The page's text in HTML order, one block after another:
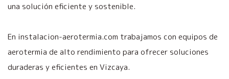
una solución eficiente y sostenible.
En instalacion-aerotermia.com trabajamos con equipos de
aerotermia de alto rendimiento para ofrecer soluciones
duraderas y eficientes en Vizcaya.